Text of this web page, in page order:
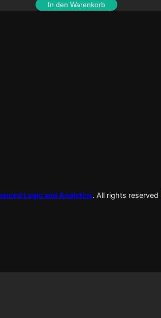
In den Warenkorb
Logic and Analytics. All rights reserved |